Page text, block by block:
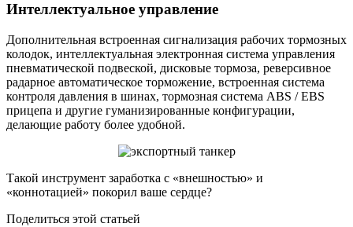
Интеллектуальное управление
Дополнительная встроенная сигнализация рабочих тормозных
колодок, интеллектуальная электронная система управления
пневматической подвеской, дисковые тормоза, реверсивное
радарное автоматическое торможение, встроенная система
контроля давления в шинах, тормозная система ABS / EBS
прицепа и другие гуманизированные конфигурации,
делающие работу более удобной.
Такой инструмент заработка с «внешностью» и
«коннотацией» покорил ваше сердце?
Поделиться этой статьей